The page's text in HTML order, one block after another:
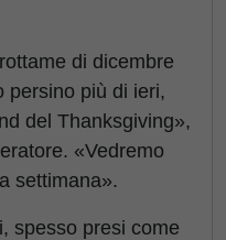
di dicembre
persino più di ieri,
del Thanksgiving»,
«Vedremo
settimana».
spesso presi come